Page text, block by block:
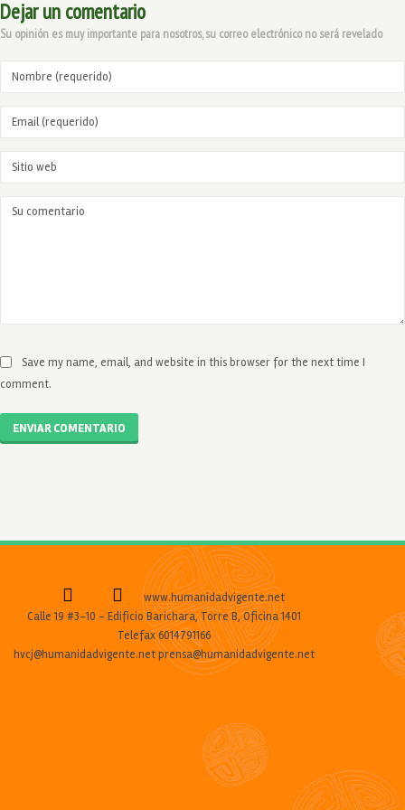
Dejar un comentario
Su opinión es muy importante para nosotros, su correo electrónico no será revelado
Save my name, email, and website in this browser for the next time I
comment.
ENVIAR COMENTARIO
www.humanidadvigente.net
Calle 19 #3-10 - Edificio Barichara, Torre B, Oficina 1401
Telefax 6014791166
hvcj@humanidadvigente.net prensa@humanidadvigente.net